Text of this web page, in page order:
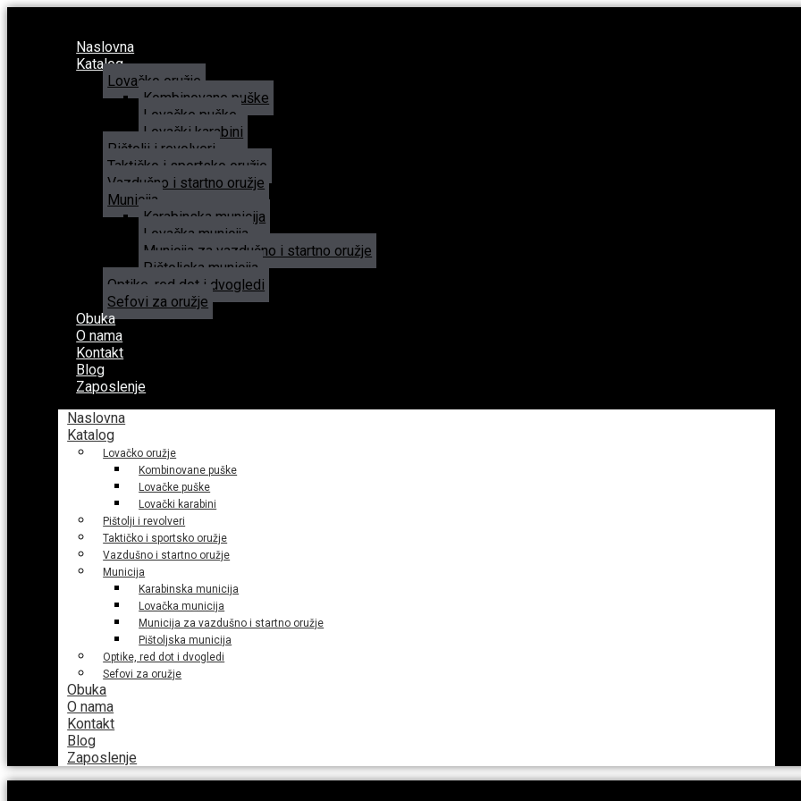
Naslovna
Katalog
Lovačko oružje
Kombinovane puške
Lovačke puške
Lovački karabini
Pištolji i revolveri
Taktičko i sportsko oružje
Vazdušno i startno oružje
Municija
Karabinska municija
Lovačka municija
Municija za vazdušno i startno oružje
Pištoljska municija
Optike, red dot i dvogledi
Sefovi za oružje
Obuka
O nama
Kontakt
Blog
Zaposlenje
Naslovna
Katalog
Lovačko oružje
Kombinovane puške
Lovačke puške
Lovački karabini
Pištolji i revolveri
Taktičko i sportsko oružje
Vazdušno i startno oružje
Municija
Karabinska municija
Lovačka municija
Municija za vazdušno i startno oružje
Pištoljska municija
Optike, red dot i dvogledi
Sefovi za oružje
Obuka
O nama
Kontakt
Blog
Zaposlenje